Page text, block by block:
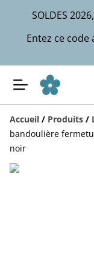
SOLDES
Entez ce
Accueil / Produits /
bandoulière
noir